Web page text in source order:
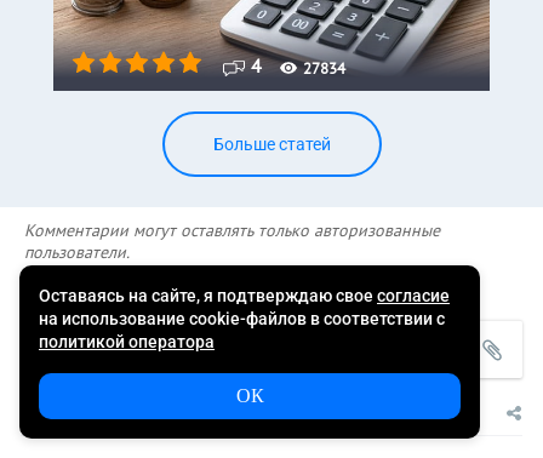
4 27834
Больше статей
Комментарии могут оставлять только авторизованные
пользователи.
Новые